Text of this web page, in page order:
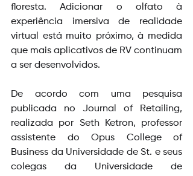
floresta. Adicionar o olfato à
experiência imersiva de realidade
virtual está muito próximo, à medida
que mais aplicativos de RV continuam
a ser desenvolvidos.
De acordo com uma pesquisa
publicada no Journal of Retailing,
realizada por Seth Ketron, professor
assistente do Opus College of
Business da Universidade de St. e seus
colegas da Universidade de